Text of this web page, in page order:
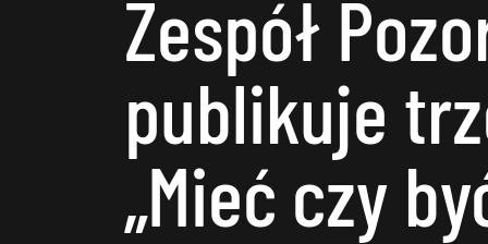
Zespół
publikuje
„Mieć czy